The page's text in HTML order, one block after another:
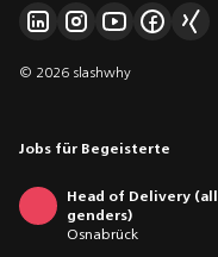
© 2026 slashwhy
Jobs für Begeisterte
Head of Delivery (all
genders)
Osnabrück